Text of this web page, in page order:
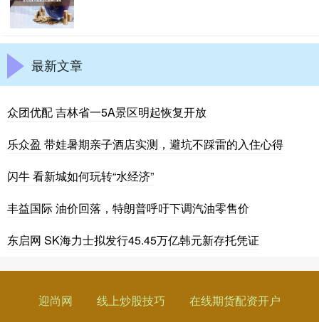
最新文章
众团优配 吉林省一5A景区明起恢复开放
乐众盈 带娃暑期亲子酒店实测，避坑不踩雷的入住心得
闪牛 看新城如何玩转“水经济”
丰益国际 油价回落，特朗普呼吁下调汽油零售价
东启网 SK海力士拟发行45.45万亿韩元新存托凭证
迎尚网 线上炒股技巧 在线期货配资开户